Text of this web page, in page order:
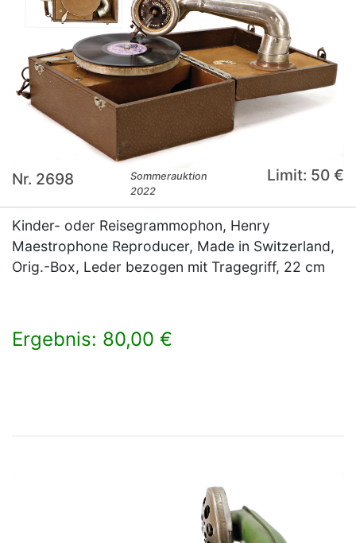
Nr. 2698
Sommerauktion
2022
Limit: 50 €
Kinder- oder Reisegrammophon, Henry
Maestrophone Reproducer, Made in Switzerland,
Orig.-Box, Leder bezogen mit Tragegriff, 22 cm
Ergebnis: 80,00 €